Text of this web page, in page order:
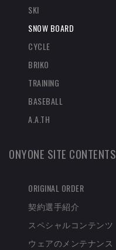
SKI
SNOW BOARD
CYCLE
BRIKO
TRAINING
BASEBALL
A.A.TH
ONYONE SITE CONTENTS
ORIGINAL ORDER
契約選手紹介
スペシャルコンテンツ
ウェアのメンテナンス